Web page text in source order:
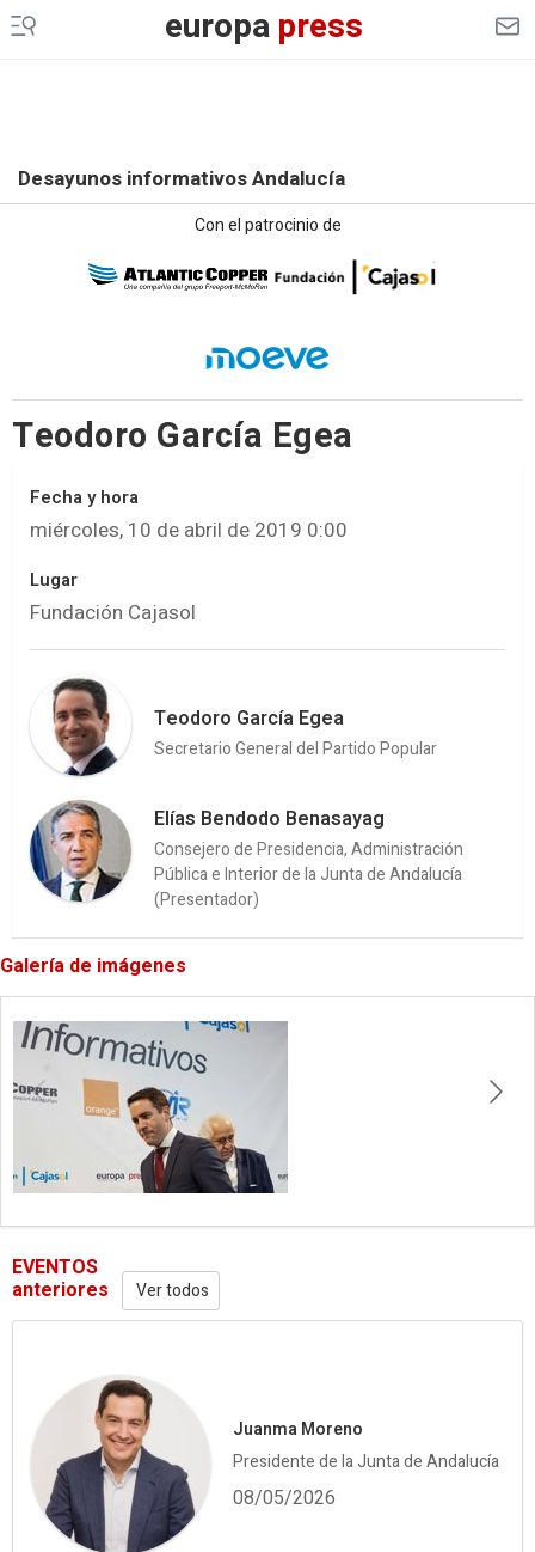
europapress
Desayunos informativos Andalucía
Con el patrocinio de
Teodoro García Egea
Fecha y hora
miércoles, 10 de abril de 2019 0:00
Lugar
Fundación Cajasol
Teodoro García Egea
Secretario General del Partido Popular
Elías Bendodo Benasayag
Consejero de Presidencia, Administración
Pública e Interior de la Junta de Andalucía
(Presentador)
Galería de imágenes
EVENTOS
anteriores Ver todos
Juanma Moreno
Presidente de la Junta de Andalucía
08/05/2026